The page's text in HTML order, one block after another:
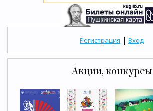
Регистрация | Вход
Акции, конкурсы